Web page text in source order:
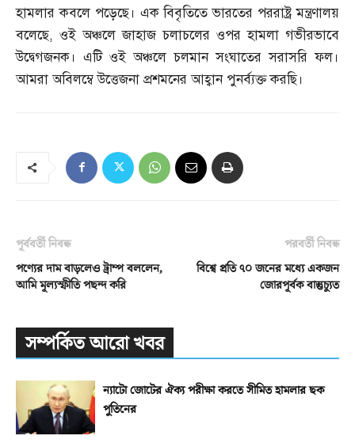
হামলার কবলে পড়েছে। এক বিবৃতিতে ভারতের পররাষ্ট্র মন্ত্রণালয়
বলেছে, ওই অঞ্চলে জাহাজ চলাচলের ওপর হামলা গভীরভাবে
উদ্বেগজনক। এটি ওই অঞ্চলে চলমান সংঘাতের সরাসরি ফল।
আমরা অবিলম্বে উত্তেজনা প্রশমনের আহ্বান পুনর্ব্যক্ত করছি।
পূর্ববর্তী নিবন্ধ
পণ্যের দাম বাড়লেও ট্রাম্প বললেন,
আমি মূল্যস্ফীতি পছন্দ করি
পরবর্তী নিবন্ধ
বিশ্বে প্রতি ৭০ জনের মধ্যে একজন
জোরপূর্বক বাস্তুচ্যুত
সম্পর্কিত আরো খবর
ন্যাটো জোটের ঐক্য পরীক্ষা করতে সীমিত হামলার ছক
পুতিনের